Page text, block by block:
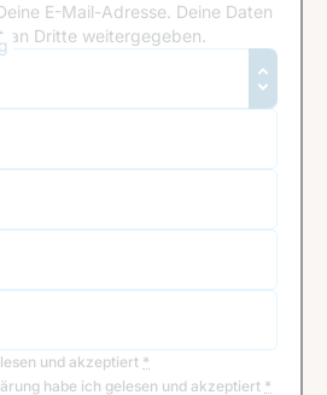
E-Mail-Adresse. Deine Daten
an Dritte weitergegeben.
und akzeptiert *
habe ich gelesen und akzeptiert *